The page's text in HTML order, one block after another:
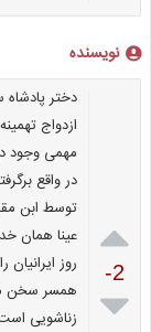
نویسنده

-2

دختر
ازدواج
مهمی وجود
در واقع
توسط ابن
عینا همان
روز
همسر سخن
زناشویی